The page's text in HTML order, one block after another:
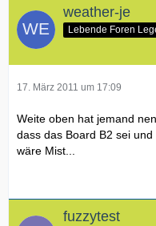
weather-je
Lebende Foren
17. März 2011 um 17:09
Weite oben hat jemand
dass das Board B2 sei
wäre Mist...
fuzzytest